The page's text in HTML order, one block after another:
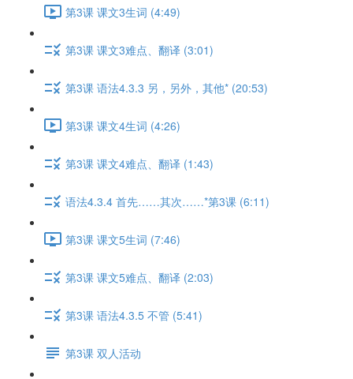
第3课 课文3生词 (4:49)
第3课 课文3难点、翻译 (3:01)
第3课 语法4.3.3 另，另外，其他* (20:53)
第3课 课文4生词 (4:26)
第3课 课文4难点、翻译 (1:43)
语法4.3.4 首先……其次……*第3课 (6:11)
第3课 课文5生词 (7:46)
第3课 课文5难点、翻译 (2:03)
第3课 语法4.3.5 不管 (5:41)
第3课 双人活动